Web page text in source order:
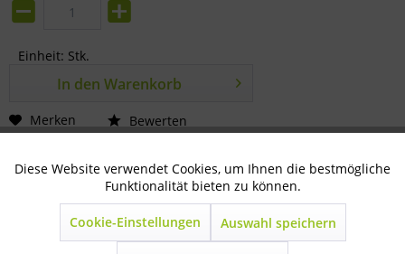
Einheit: Stk.
In den Warenkorb
Merken Bewerten
Artikel-Nr.: 80-14-1002
Beschreibung
40 cm mit ergonomischem Kunststoffgriff mit...mehr
Technisch notwendig Aktiv
Marketing Inaktiv
Diese Website verwendet Cookies, um Ihnen die bestmögliche
Funktionalität bieten zu können.
Cookie-Einstellungen Auswahl speichern